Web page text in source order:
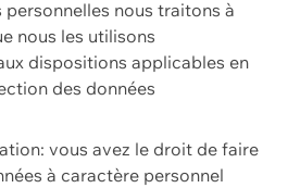
personnelles nous traitons à
nous les utilisons
dispositions applicables en
des données
vous avez le droit de faire
à caractère personnel